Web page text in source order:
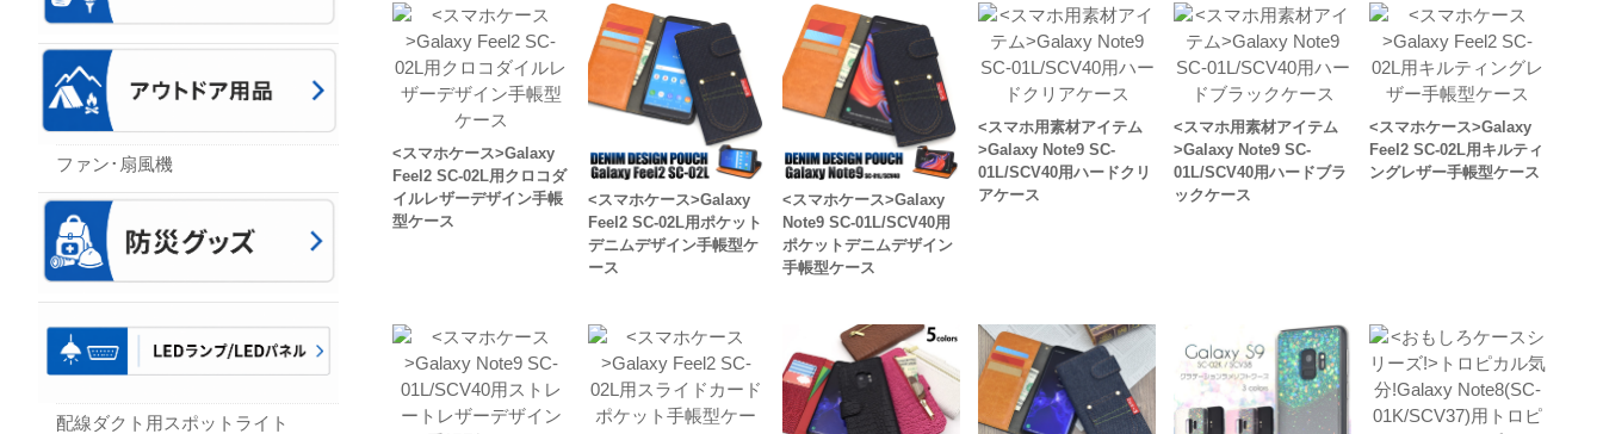
<スマホケース>Galaxy
Feel2 SC-02L用クロコダ
イルレザーデザイン手帳
型ケース
<スマホケース>Galaxy
Feel2 SC-02L用ポケット
デニムデザイン手帳型ケ
ース
<スマホケース>Galaxy
Note9 SC-01L/SCV40用
ポケットデニムデザイン
手帳型ケース
<スマホ用素材アイテム
>Galaxy Note9 SC-
01L/SCV40用ハードクリ
アケース
<スマホ用素材アイテム
>Galaxy Note9 SC-
01L/SCV40用ハードブラ
ックケース
<スマホケース>Galaxy
Feel2 SC-02L用キルティ
ングレザー手帳型ケース
ファン･扇風機
配線ダクト用スポットライト